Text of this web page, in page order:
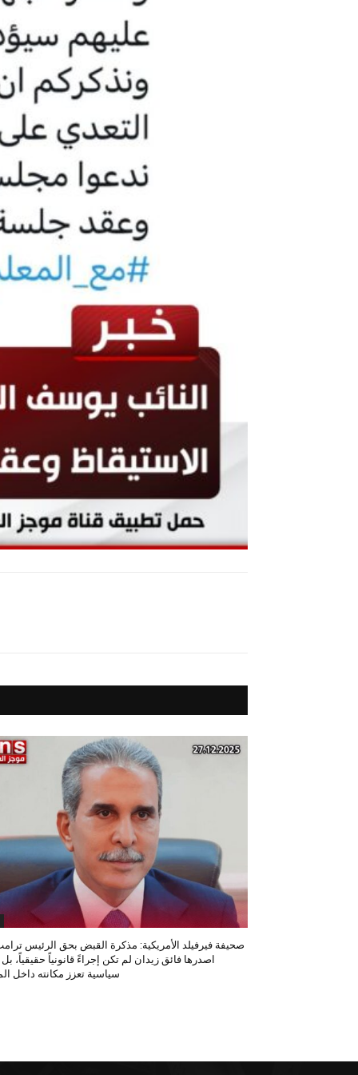
صحيفة فيرفيلد الأمريكية: مذكرة القبض بحق الرئيس
اصدرها فائق زيدان لم تكن إجراءً قانونياً حقيقياً،
سياسية تعزز مكانته داخل